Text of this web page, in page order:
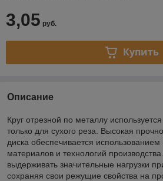
3,05 руб.
Купить
Описание
Круг отрезной по металлу
только для сухого реза. Высокая
диска обеспечивается использованием
материалов и технологий
выдерживать значительные нагрузки
сохраняя свои режущие свойства на